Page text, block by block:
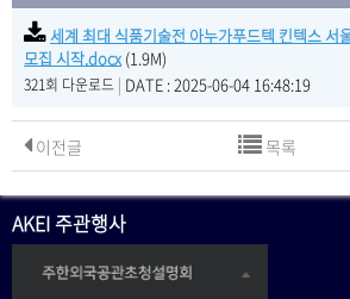
세계 최대 식품기술전 아누가푸드텍 킨텍스 서
모집 시작.docx (1.9M)
321회 다운로드 | DATE : 2025-06-04 16:48:19
이전글 목록
AKEI 주관행사